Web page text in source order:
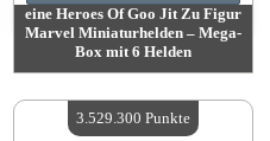
eine Heroes Of Goo Jit Zu Figur
Marvel Miniaturhelden – Mega-
Box mit 6 Helden
Verfügbare Menge:4
3.529.300 Punkte